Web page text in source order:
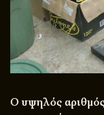
Ο υψηλός